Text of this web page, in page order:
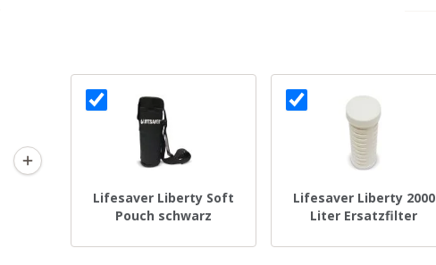
Lifesaver Liberty Soft
Pouch schwarz
Lifesaver Liberty 2000
Liter Ersatzfilter